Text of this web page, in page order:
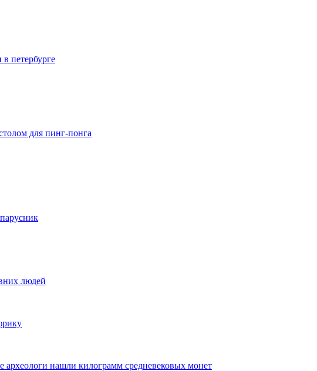
петербурге
для пинг-понга
людей
археологи нашли килограмм средневековых монет